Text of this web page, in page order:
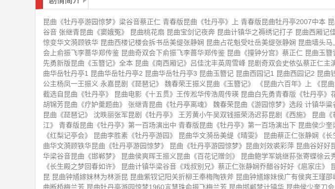
赵文林王芳昆曲《长生殿》中
《牡丹亭上三生路》截选自昆曲
《牡丹亭》
昆曲电影《十五贯
周传瑛
罗晨雪昆曲《牡丹亭寻梦》 张继青昆曲《牡丹亭游园》 胡锦芳昆曲《疗妒
计镇华粱谷音成志雄昆曲《烂柯山
逼休》
计镇华粱谷音昆曲《烂柯山痴梦》
计镇华张铭荣张静
《琵琶记》
昆曲《艳云亭痴诉点香》
《钗钏记相约讨钗》昆曲浙江永嘉
昆剧院
上海昆曲团《玉簪
江》
昆曲侯少奎梁谷音张寄蝶音配像
《打虎游街》《戏叔别兄》
昆曲蔡正仁张静娴《评雪辨踪》 昆曲蔡正仁《红梨
昆曲蔡正仁张静娴《长生殿絮阁》 张继青《牡丹亭》昆曲电影版
张继青昆剧《朱买
昆曲《牡丹亭游园惊梦》梁谷音蔡正仁 青春版昆曲《牡丹亭》上 青春版昆曲牡丹亭2007中本
谷音 张继青昆曲《窦娥冤》 昆曲桃花扇 昆曲宝剑记夜奔 昆曲计镇华之褥绣记打子 昆曲西厢
惊变华文漪顾铁华 昆曲西楼记楼会拆书岳美缇张静娴 昆曲占花魁受吐岳美缇张静娴 昆曲墙头
会上俞振飞李蔷华郑传鉴 昆曲奇双会下俞振飞李蔷华郑传鉴 昆曲《撞钟分宫》蔡正仁 昆曲玉
先勇新版昆曲《玉簪记》全本 昆曲《南西厢记》吕佳沈丰英周雪峰 昆剧奇双会史依弘蔡正仁
曲华岳牡丹亭1 昆曲华岳牡丹亭2 昆曲华岳牡丹亭3 昆曲玉簪记 昆曲西园记1 昆曲西园记2 昆
公主杨凤一王振义 永嘉昆剧《琵琶记》 魏春荣王振义昆曲《玉簪记》 《昆曲六百年》上 《昆
截选自昆曲《牡丹亭》 昆曲电影《十五贯》王传淞华传浩周传瑛 昆曲白先勇青春版《牡丹亭
胡锦芳昆曲《疗妒羹题曲》 张继青昆曲《牡丹亭离魂》 魏春荣昆曲《游园惊梦》选段 计镇华
昆曲《琵琶记》 沈昳丽张军昆剧《牡丹亭》 王芳黄小午吴双钱振荣汤迟荪昆剧《西施》 昆曲
江》 青春版昆曲《牡丹亭》第一百场演出中 青春版昆曲《牡丹亭》第一百场演出下 昆曲侯少
《红梨记亭会》 昆曲李胜素《牡丹亭游园》 昆曲华文漪岳美缇《晴雯》 昆曲蔡正仁张静娴
曲华文漪顾铁华昆曲《牡丹亭游园惊梦》 昆曲《牡丹亭游园惊梦》昆曲刘效裘彩萍 昆曲谷好
华梁谷音昆曲《邯郸梦》 昆曲侯爽晖王振义昆曲《百花记赠剑》 昆曲鲍学军姚继荪张寄蝶徐
《长生殿之梦回春如许》 昆曲计镇华梁谷音《戏叔别兄》蔡正仁张静娴乔醋谷好好《扈家庄
昆 昆曲钟馗嫁妹林为林浙昆 昆曲紫钗记阳关折柳王奉梅陶铁斧 昆曲钟馗嫁妹侯广有侯爽王瑾
曲断桥梅兰芳 昆曲牡丹亭游园惊梦1960言慧珠俞振飞梅兰芳 昆曲邯郸梦计镇华 昆曲侯少奎